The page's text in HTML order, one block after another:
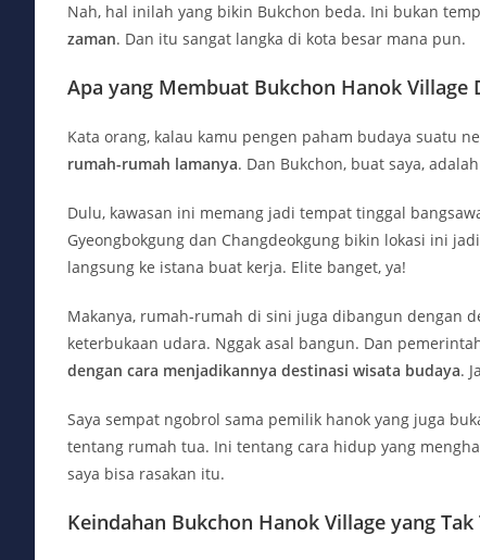
Nah, hal inilah yang bikin Bukchon beda. Ini bukan
zaman. Dan itu sangat langka di kota besar mana pun.
Apa yang Membuat Bukchon Hanok Village
Kata orang, kalau kamu pengen paham budaya suatu
rumah-rumah lamanya. Dan Bukchon, buat saya,
Dulu, kawasan ini memang jadi tempat tinggal
Gyeongbokgung dan Changdeokgung bikin lokasi ini
langsung ke istana buat kerja. Elite banget, ya!
Makanya, rumah-rumah di sini juga dibangun dengan
keterbukaan udara. Nggak asal bangun. Dan
dengan cara menjadikannya destinasi wisata budaya.
Saya sempat ngobrol sama pemilik hanok yang juga
tentang rumah tua. Ini tentang cara hidup yang
saya bisa rasakan itu.
Keindahan Bukchon Hanok Village yang